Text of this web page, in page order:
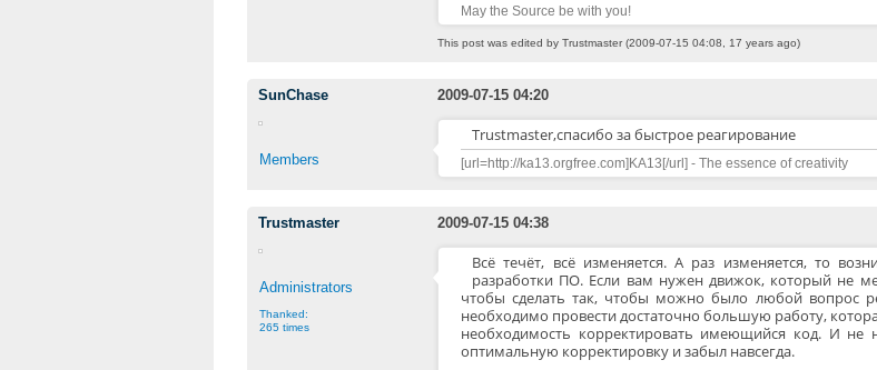
May the Source be with you!
This post was edited by Trustmaster (2009-07-15 04:08, 17 years ago)
SunChase 2009-07-15 04:20
Members
Trustmaster,спасибо за быстрое реагирование
[url=http://ka13.orgfree.com]KA13[/url] - The essence of creativity
Trustmaster 2009-07-15 04:38
Administrators
Thanked:
265 times
Всё течёт, всё изменяется. А раз изменяется, то
разработки ПО. Если вам нужен движок, который не
чтобы сделать так, чтобы можно было любой вопрос
необходимо провести достаточно большую работу,
необходимость корректировать имеющийся код. И не
оптимальную корректировку и забыл навсегда.